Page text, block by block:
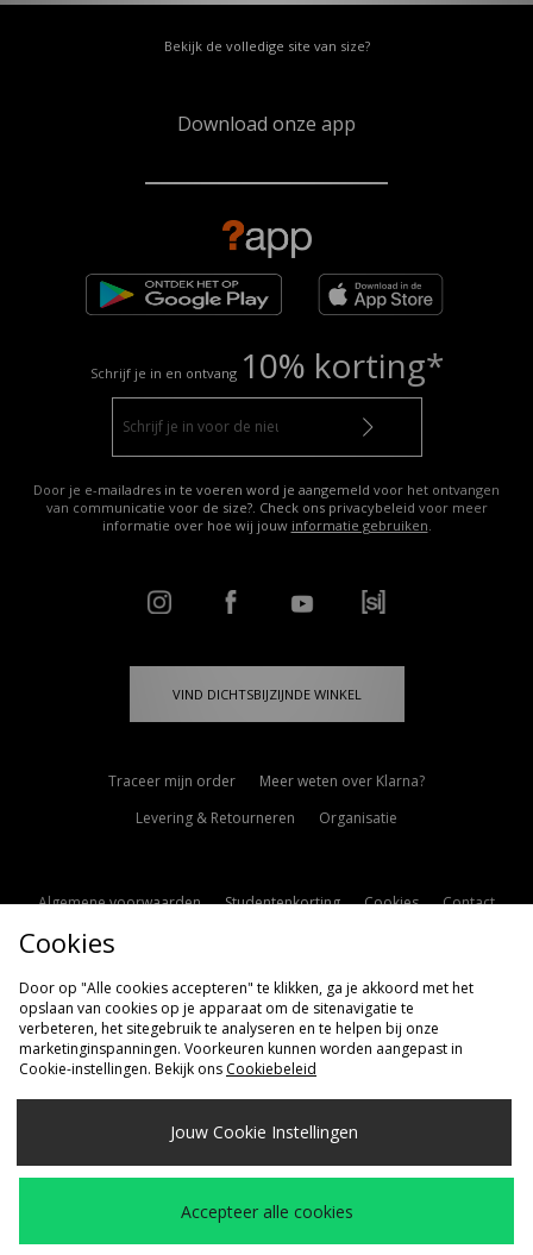
Bekijk de volledige site van size?
Download onze app
Schrijf je in en ontvang 10% korting*
Door je e-mailadres in te voeren word je aangemeld voor het ontvangen
van communicatie voor de size?. Check ons privacybeleid voor meer
informatie over hoe wij jouw informatie gebruiken
VIND DICHTSBIJZIJNDE WINKEL
Traceer mijn order
Meer weten over Klarna?
Levering & Retourneren
Organisatie
Algemene voorwaarden Studentenkorting Cookies
Contact
Cookie Instellingen
Verzenden Naar
Nederland
Wij accepteren de volgende betaalmethoden
Cookies
Door op "Alle cookies accepteren" te klikken, ga je akkoord met het
opslaan van cookies op je apparaat om de sitenavigatie te
verbeteren, het sitegebruik te analyseren en te helpen bij onze
marketinginspanningen. Voorkeuren kunnen worden aangepast in
Cookie-instellingen. Bekijk ons Cookiebeleid
Jouw Cookie Instellingen
Accepteer alle cookies